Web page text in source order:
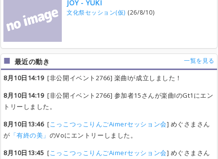
JOY - YUKI
文化祭セッション(仮) (26/8/10)
最近の動き 一覧を見る
8月10日14:19[非公開イベント2766] 楽曲Iが成立しました！
8月10日14:19[非公開イベント2766] 参加者15さんが楽曲IのGt1にエン
トリーしました。
8月10日13:46[こっこつっこりんごAimerセッション会] めぐさまさん
が 「有終の美」 のVoにエントリーしました。
8月10日13:45 [こっこつっこりんごAimerセッション会] めぐさまさん